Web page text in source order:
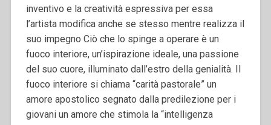
inventivo e la creatività espressiva per essa
l’artista modifica anche se stesso mentre realizza il
suo impegno Ciò che lo spinge a operare è un
fuoco interiore, un’ispirazione ideale, una passione
del suo cuore, illuminato dall’estro della genialità. Il
fuoco interiore si chiama “carità pastorale” un
amore apostolico segnato dalla predilezione per i
giovani un amore che stimola la “intelligenza